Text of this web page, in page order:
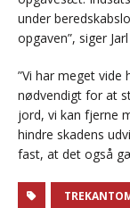
under
opgaven”, siger
”Vi har meget
nødvendigt for at
jord, vi kan fjerne
hindre skadens
fast, at det også